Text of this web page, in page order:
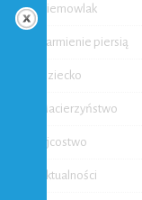
Niemowlak
Karmienie piersią
Dziecko
Macierzyństwo
Ojcostwo
Aktualności